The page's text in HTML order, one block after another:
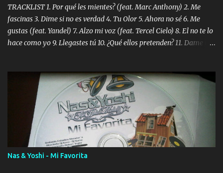
TRACKLIST 1. Por qué les mientes? (feat. Marc Anthony) 2. Me
fascinas 3. Dime si no es verdad 4. Tu Olor 5. Ahora no sé 6. Me
gustas (feat. Yandel) 7. Alzo mi voz (feat. Tercel Cielo) 8. El no te lo
hace como yo 9. Llegastes tú 10. ¿Qué ellos pretenden? 11. Dame la
Digital Booklet – Invicto ----------------------------- Nota:
Album proposto al massimo della qualità in formato iTunes Plus
AAC M4A; comprato su iTunes e a disposizione vostra per il
download. REGGAETON ITALIA Nosotros Somos Los Del
Momento!
Nas & Yoshi - Mi Favorita